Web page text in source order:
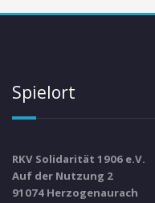
Spielort
RKV Solidarität 1906 e.V.
Auf der Nutzung 2
91074 Herzogenaurach